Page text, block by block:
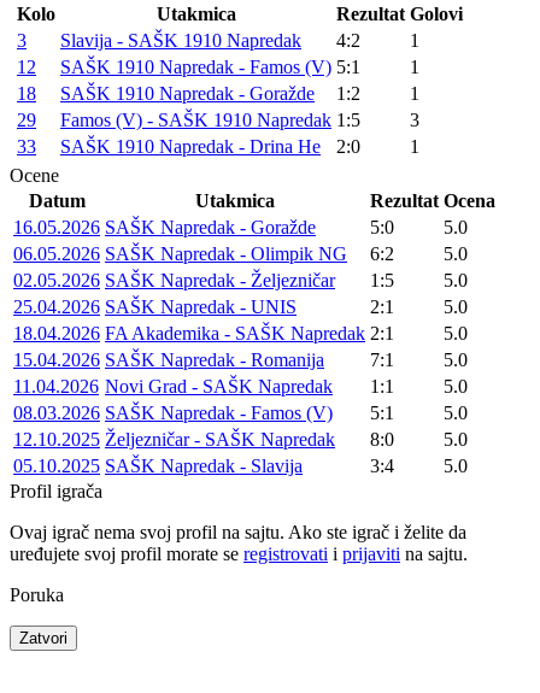
Kolo Utakmica Rezultat Golovi
3
Slavija - SAŠK 1910 Napredak 4:2
1
12
SAŠK 1910 Napredak - Famos (V) 5:1
1
18
SAŠK 1910 Napredak - Goražde 1:2
1
29
Famos (V) - SAŠK 1910 Napredak 1:5
3
33
SAŠK 1910 Napredak - Drina He 2:0
1
Ocene
Datum
Utakmica Rezultat Ocena
16.05.2026 SAŠK Napredak - Goražde 5:0
5.0
06.05.2026 SAŠK Napredak - Olimpik NG 6:2
5.0
02.05.2026 SAŠK Napredak - Željezničar 1:5
5.0
25.04.2026 SAŠK Napredak - UNIS 2:1
5.0
18.04.2026 FA Akademika - SAŠK Napredak 2:1
5.0
15.04.2026 SAŠK Napredak - Romanija 7:1
5.0
11.04.2026 Novi Grad - SAŠK Napredak 1:1
5.0
08.03.2026 SAŠK Napredak - Famos (V) 5:1
5.0
12.10.2025 Željezničar - SAŠK Napredak 8:0
5.0
05.10.2025 SAŠK Napredak - Slavija 3:4
5.0
Profil igrača
Ovaj igrač nema svoj profil na sajtu. Ako ste igrač i želite da
uređujete svoj profil morate se registrovati i prijaviti na sajtu.
Poruka
Zatvori